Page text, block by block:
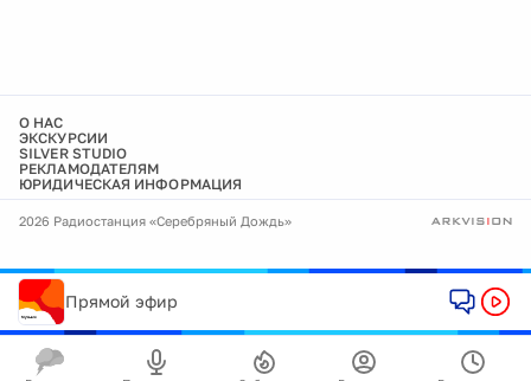
О НАС
ЭКСКУРСИИ
SILVER STUDIO
РЕКЛАМОДАТЕЛЯМ
ЮРИДИЧЕСКАЯ ИНФОРМАЦИЯ
2026 Радиостанция «Серебряный Дождь»
Прямой эфир